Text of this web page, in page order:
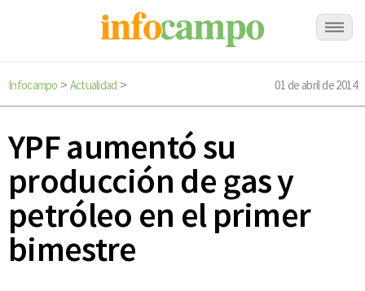
Infocampo > Actualidad > 01 de abril de 2014
YPF aumentó su
producción de gas y
petróleo en el primer
bimestre